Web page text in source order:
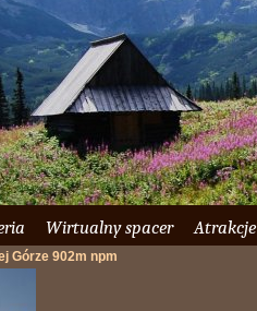
Wirtualny spacer Atrakcje
Górze 902m npm